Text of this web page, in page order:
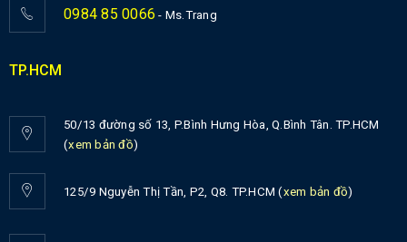
0984 85 0066 - Ms.Trang
TP.HCM
50/13 đường số 13, P.Bình Hưng Hòa, Q.Bình Tân. TP.HCM
(xem bản đồ)
125/9 Nguyễn Thị Tần, P2, Q8. TP.HCM (xem bản đồ)